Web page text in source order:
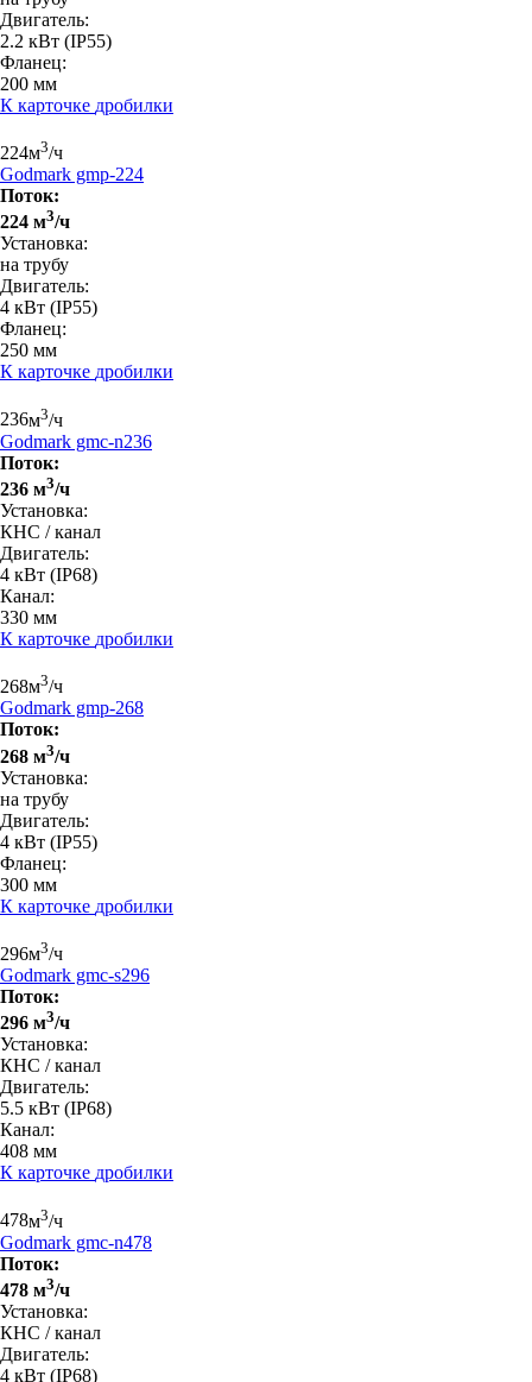
Двигатель:
2.2 кВт (IP55)
Фланец:
200 мм
К карточке дробилки
224м3/ч
Godmark gmp-224
Поток:
224 м3/ч
Установка:
на трубу
Двигатель:
4 кВт (IP55)
Фланец:
250 мм
К карточке дробилки
236м3/ч
Godmark gmc-n236
Поток:
236 м3/ч
Установка:
КНС / канал
Двигатель:
4 кВт (IP68)
Канал:
330 мм
К карточке дробилки
268м3/ч
Godmark gmp-268
Поток:
268 м3/ч
Установка:
на трубу
Двигатель:
4 кВт (IP55)
Фланец:
300 мм
К карточке дробилки
296м3/ч
Godmark gmc-s296
Поток:
296 м3/ч
Установка:
КНС / канал
Двигатель:
5.5 кВт (IP68)
Канал:
408 мм
К карточке дробилки
478м3/ч
Godmark gmc-n478
Поток:
478 м3/ч
Установка:
КНС / канал
Двигатель:
4 кВт (IP68)